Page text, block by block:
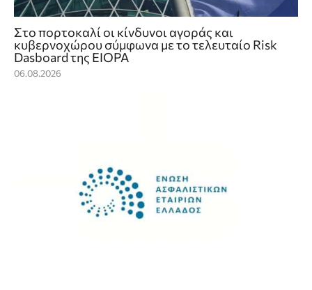
Στο πορτοκαλί οι κίνδυνοι αγοράς και
κυβερνοχώρου σύμφωνα με το τελευταίο Risk
Dasboard της EIOPA
06.08.2026